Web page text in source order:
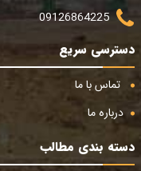
09126864225
دسترسی سریع
تماس با ما
درباره ما
دسته بندی مطالب